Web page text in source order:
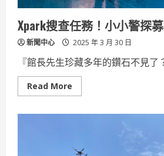
Xpark搜查任務！小小警探
新聞中心 2025 年 3 月 30 日
『館長先生珍藏多年的鑽石不見了
Read More
more
小